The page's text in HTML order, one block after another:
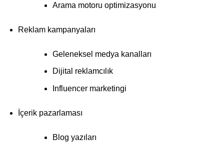
Arama motoru optimizasyonu
Reklam kampanyaları
Geleneksel medya kanalları
Dijital reklamcılık
Influencer marketingi
İçerik pazarlaması
Blog yazıları